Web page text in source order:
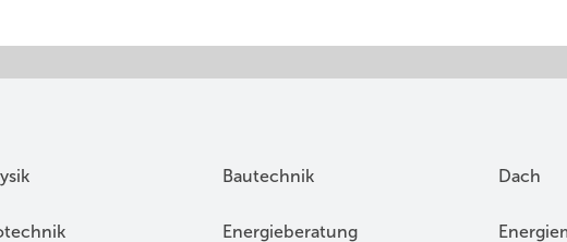
Bautechnik Dach
Energieberatung